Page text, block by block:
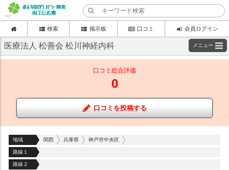
検索 掲示板 口コミ 会員ログイン
医療法人 松善会 松川神経内科 メニュー
口コミ総合評価
0
口コミを投稿する
地域 関西 兵庫県 神戸市中央区
路線１
路線２